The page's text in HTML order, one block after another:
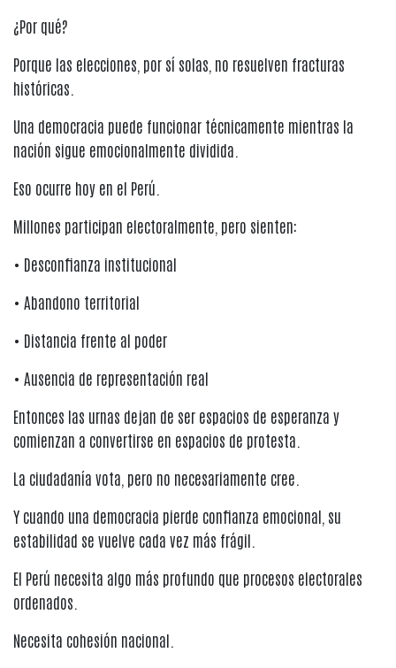
¿Por qué?
Porque las elecciones, por sí solas, no resuelven fracturas
históricas.
Una democracia puede funcionar técnicamente mientras la
nación sigue emocionalmente dividida.
Eso ocurre hoy en el Perú.
Millones participan electoralmente, pero sienten:
• Desconfianza institucional
• Abandono territorial
• Distancia frente al poder
• Ausencia de representación real
Entonces las urnas dejan de ser espacios de esperanza y
comienzan a convertirse en espacios de protesta.
La ciudadanía vota, pero no necesariamente cree.
Y cuando una democracia pierde confianza emocional, su
estabilidad se vuelve cada vez más frágil.
El Perú necesita algo más profundo que procesos electorales
ordenados.
Necesita cohesión nacional.